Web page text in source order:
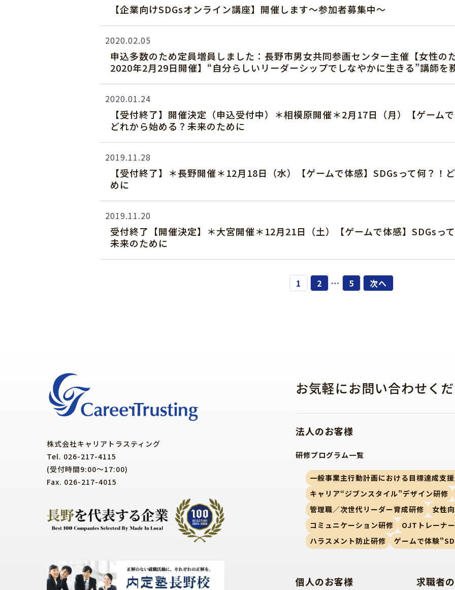
【企業向けSDGsオンライン講座】開催します～参加者募集中～
2020.02.05
申込多数のため定員増員しました：長野市男女共同参画センター主催【女性の
2020年2月29日開催】“自分らしいリーダーシップでしなやかに生きる”講師を
2020.01.24
【受付終了】開催決定（申込受付中）＊相模原開催＊2月17日（月）【ゲーム
どれから始める？未来のために
2019.11.28
【受付終了】＊長野開催＊12月18日（水）【ゲームで体感】SDGsって何？！
めに
2019.11.20
受付終了【開催決定】＊大宮開催＊12月21日（土）【ゲームで体感】SDGsっ
未来のために
1 2 … 5 次へ
株式会社キャリアトラスティング
Tel. 026-217-4115
(受付時間9:00～17:00)
Fax. 026-217-4015
お気軽にお問い合わせく
法人のお客様
研修プログラム一覧
一般事業主行動計画における目標達成支
キャリア“ジブンスタイル”デザイン研修
管理職／次世代リーダー育成研修
女性
コミュニケーション研修
OJTトレーナ
ハラスメント防止研修
ゲームで体験
個人のお客様 求職者